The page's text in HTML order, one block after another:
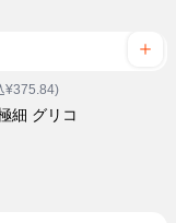
¥375.84)
細 グリコ